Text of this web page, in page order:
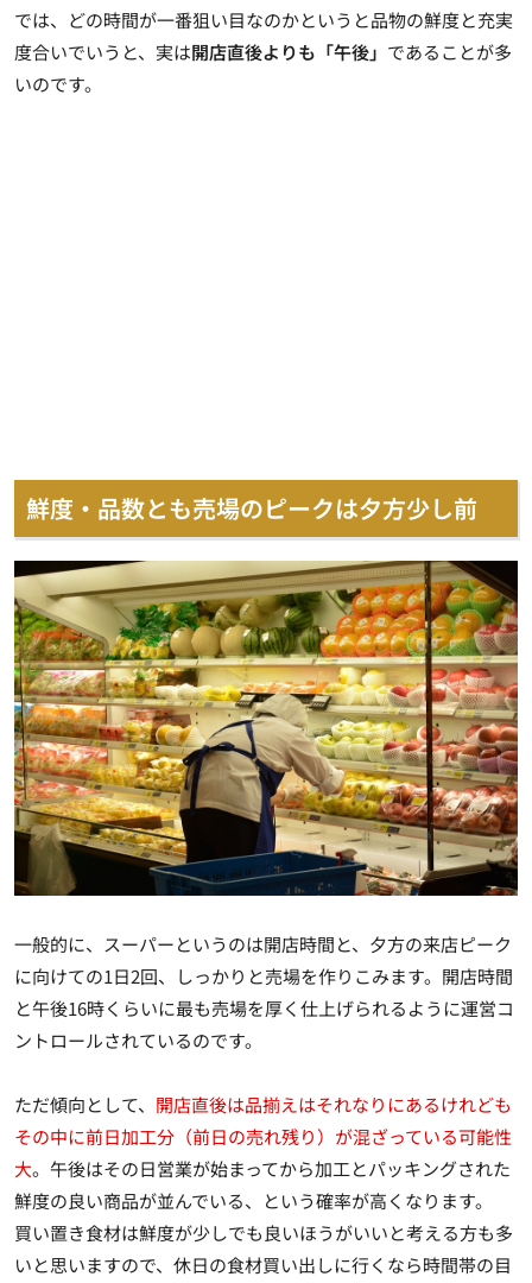
では、どの時間が一番狙い目なのかというと品物の鮮度と充実
度合いでいうと、実は開店直後よりも「午後」 であることが多
いのです。
鮮度・品数とも売場のピークは夕方少し前
一般的に、スーパーというのは開店時間と、夕方の来店ピーク
に向けての1日2回、しっかりと売場を作りこみます。開店時間
と午後16時くらいに最も売場を厚く仕上げられるように運営コ
ントロールされているのです。
ただ傾向として、 開店直後は品揃えはそれなりにあるけれども
その中に前日加工分（前日の売れ残り）が混ざっている可能性
大。午後はその日営業が始まってから加工とパッキングされた
鮮度の良い商品が並んでいる、という確率が高くなります。
買い置き食材は鮮度が少しでも良いほうがいいと考える方も多
いと思いますので、休日の食材買い出しに行くなら時間帯の目